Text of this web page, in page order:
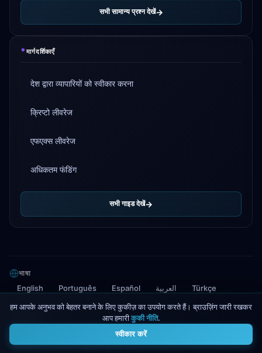
सभी सामान्य प्रश्न देखें
*मार्गदर्शिकाएँ
देश द्वारा व्यापारियों को स्वीकार करना
क्रिप्टो लीवरेज
एफएक्स लीवरेज
अधिकतम फंडिंग
सभी गाइड देखें
भाषा
English Português Español العربية Türkçe
Français Deutsch Bahasa Indonesia Tiếng Việt
हिन्दी اردو 日本語 Nederlands Italiano 한국어
Polski 中文 Bahasa Melayu ไทย বাংলা Filipino
हम आपके अनुभव को बेहतर बनाने के लिए कुकीज़ का उपयोग करते हैं। ब्राउज़िंग जारी रखकर
आप हमारीकुकी नीति.
स्वीकार करें